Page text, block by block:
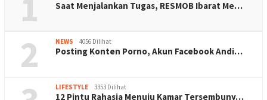
Saat Menjalankan Tugas, RESMOB Ibarat Me…
2 NEWS 4056 Dilihat
Posting Konten Porno, Akun Facebook Andi…
LIFESTYLE 3353 Dilihat
12 Pintu Rahasia Menuju Kamar Tersembuny…